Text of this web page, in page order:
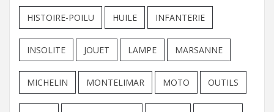
HISTOIRE-POILU HUILE INFANTERIE
INSOLITE JOUET LAMPE MARSANNE
MICHELIN MONTELIMAR MOTO OUTILS